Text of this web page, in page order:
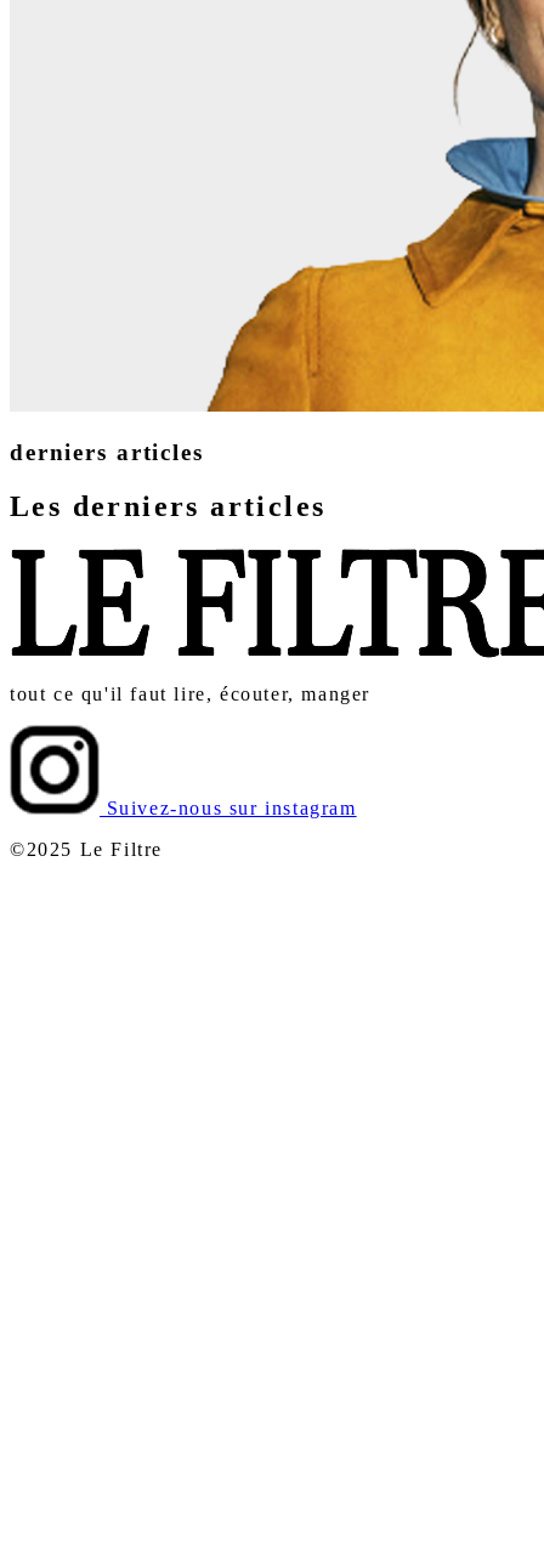
derniers articles
Les derniers articles
tout ce qu'il faut lire, écouter, manger
Suivez-nous sur instagram
©2025 Le Filtre